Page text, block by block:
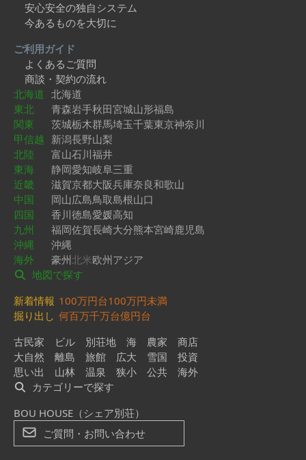
安心安全の独自システム
今あるものを大切に
ご利用ガイド
よくあるご質問
商談・契約の流れ
北海道 北海道
東北
青森岩手秋田宮城山形福島
関東
茨城栃木群馬埼玉千葉東京神奈川
甲信越 新潟長野山梨
北陸
富山石川福井
東海
静岡愛知岐阜三重
近畿
滋賀京都大阪兵庫奈良和歌山
中国
岡山広島鳥取島根山口
四国
香川徳島愛媛高知
九州
福岡佐賀長崎大分熊本宮崎鹿児島
沖縄
沖縄
海外
豪州北米欧州アジア
地図で探す
新着情報 100万円台100万円未満
掘り出し 何百万千万台億円台
古民家
ビル 別荘地 海 農家
商店
大自然
離島 旅館 広大 雪国
投資
思い出
山林 温泉 狭小 公共
海外
カテゴリーで探す
BOU HOUSE（シェア別荘）
ご質問・お問い合わせ